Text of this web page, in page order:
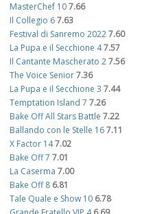
MasterChef 107.66
Il Collegio 67.63
Festival di Sanremo 20227.60
La Pupa e il Secchione 47.57
Il Cantante Mascherato 27.56
The Voice Senior7.36
La Pupa e il Secchione 3 7.44
Temptation Island 7 7.26
Bake Off All Stars Battle 7.22
Ballando con le Stelle 167.11
X Factor 147.02
Bake Off 7 7.01
La Caserma 7.00
Bake Off 8 6.81
Tale Quale e Show 10 6.78